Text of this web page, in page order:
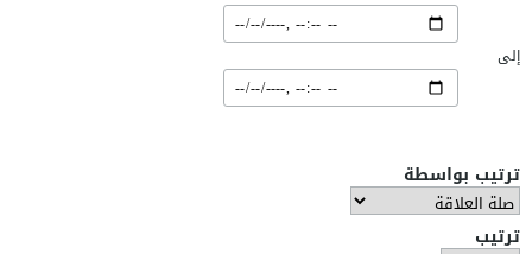
إلى
ترتيب بواسطة
ترتيب